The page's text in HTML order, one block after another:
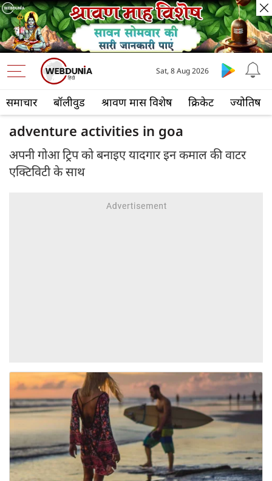
समाचार बॉलीवुड श्रावण मास विशेष क्रिकेट ज्योतिष
Sat, 8 Aug 2026
adventure activities in goa
अपनी गोआ ट्रिप को बनाइए यादगार इन कमाल की वाटर
एक्टिविटी के साथ